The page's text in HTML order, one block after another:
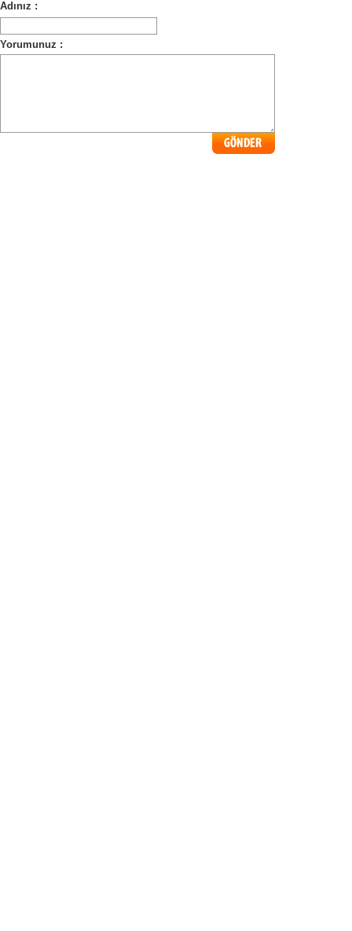
Adınız :
Yorumunuz :